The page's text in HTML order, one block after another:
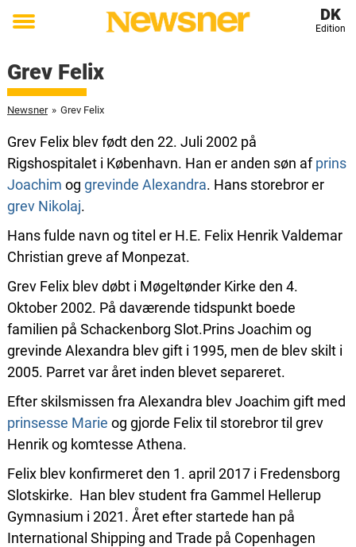
Toggle
DK
Edition
Grev Felix
Newsner » Grev Felix
Grev Felix blev født den 22. Juli 2002 på
Rigshospitalet i København. Han er anden søn afprins
Joachim og grevinde Alexandra. Hans storebror er
grev Nikolaj.
Hans fulde navn og titel er H.E. Felix Henrik Valdemar
Christian greve af Monpezat.
Grev Felix blev døbt i Møgeltønder Kirke den 4.
Oktober 2002. På daværende tidspunkt boede
familien på Schackenborg Slot.Prins Joachim og
grevinde Alexandra blev gift i 1995, men de blev skilt i
2005. Parret var året inden blevet separeret.
Efter skilsmissen fra Alexandra blev Joachim gift med
prinsesse Marie og gjorde Felix til storebror til grev
Henrik og komtesse Athena.
Felix blev konfirmeret den 1. april 2017 i Fredensborg
Slotskirke. Han blev student fra Gammel Hellerup
Gymnasium i 2021. Året efter startede han på
International Shipping and Trade på Copenhagen